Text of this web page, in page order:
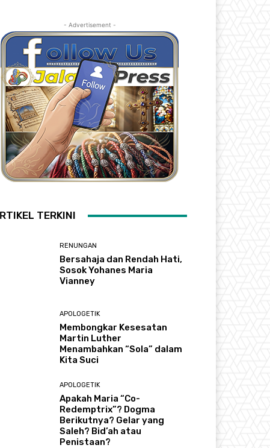
- Advertisement -
TERKINI
RENUNGAN
Bersahaja dan Rendah Hati,
Sosok Yohanes Maria
Vianney
APOLOGETIK
Membongkar Kesesatan
Martin Luther
Menambahkan “Sola” dalam
Kita Suci
APOLOGETIK
Apakah Maria “Co-
Redemptrix”? Dogma
Berikutnya? Gelar yang
Saleh? Bid’ah atau
Penistaan?